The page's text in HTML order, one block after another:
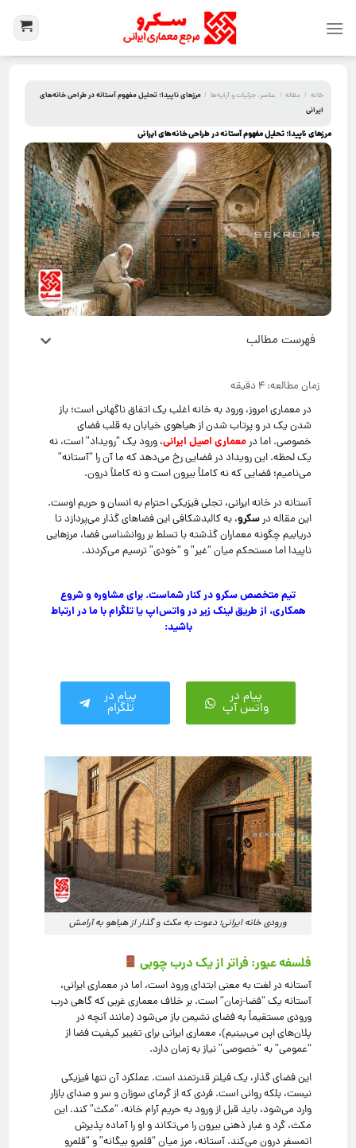
خانه / مقاله / عناصر، جزئیات و آرایه‌ها / مرزهای ناپیدا؛ تحلیل مفهوم آستانه در طراحی خانه‌های
ایرانی
مرزهای ناپیدا؛ تحلیل مفهوم آستانه در طراحی خانه‌های ایرانی
فهرست مطالب
در معماری امروز، ورود به خانه اغلب یک اتفاق ناگهانی است؛ باز
شدن یک در و پرتاب شدن از هیاهوی خیابان به قلب فضای
خصوصی. اما درمعماری اصیل ایرانی، ورود یک “رویداد” است، نه
یک لحظه. این رویداد در فضایی رخ می‌دهد که ما آن را “آستانه”
می‌نامیم؛ فضایی که نه کاملاً بیرون است و نه کاملاً درون.
آستانه در خانه ایرانی، تجلی فیزیکی احترام به انسان و حریم اوست.
این مقاله درسکرو، به کالبدشکافی این فضاهای گذار می‌پردازد تا
دریابیم چگونه معماران گذشته با تسلط بر روانشناسی فضا، مرزهایی
ناپیدا اما مستحکم میان “غیر” و “خودی” ترسیم می‌کردند.
تیم متخصص سکرو در کنار شماست. برای مشاوره و شروع
همکاری، از طریق لینک زیر در واتس‌اپ یا تلگرام با ما در ارتباط
باشید:
پیام در
واتس آپ
پیام در
تلگرام
ورودی خانه ایرانی؛ دعوت به مکث و گذار از هیاهو به آرامش
فلسفه عبور: فراتر از یک درب چوبی
آستانه در لغت به معنی ابتدای ورود است، اما در معماری ایرانی،
آستانه یک “فضا-زمان” است. بر خلاف معماری غربی که گاهی درب
ورودی مستقیماً به فضای نشیمن باز می‌شود (مانند آنچه در
پلان‌های اپن می‌بینیم)، معماری ایرانی برای تغییر کیفیت فضا از
“عمومی” به “خصوصی” نیاز به زمان دارد.
این فضای گذار، یک فیلتر قدرتمند است. عملکرد آن تنها فیزیکی
نیست، بلکه روانی است. فردی که از گرمای سوزان و سر و صدای بازار
وارد می‌شود، باید قبل از ورود به حریم آرام خانه، “مکث” کند. این
مکث، گرد و غبار ذهنی بیرون را می‌تکاند و او را آماده پذیرش
اتمسفر درون می‌کند. آستانه، مرز میان “قلمرو بیگانه” و “قلمرو